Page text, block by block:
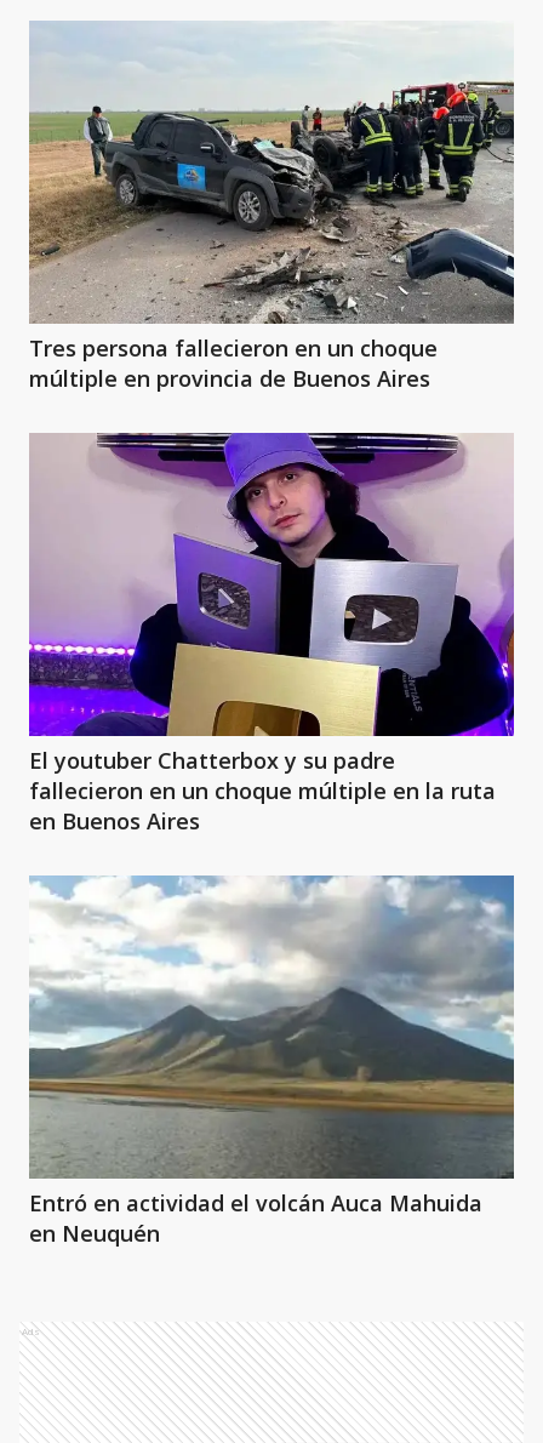
Tres persona fallecieron en un choque
múltiple en provincia de Buenos Aires
El youtuber Chatterbox y su padre
fallecieron en un choque múltiple en la ruta
en Buenos Aires
Entró en actividad el volcán Auca Mahuida
en Neuquén
Ads